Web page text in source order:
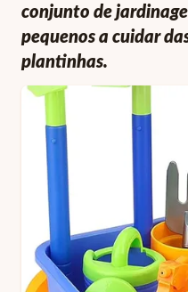
conjunto de
pequenos a cuidar
plantinhas.